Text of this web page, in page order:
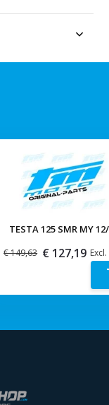
TESTA 125 SMR MY
€ 149,63 € 127,19